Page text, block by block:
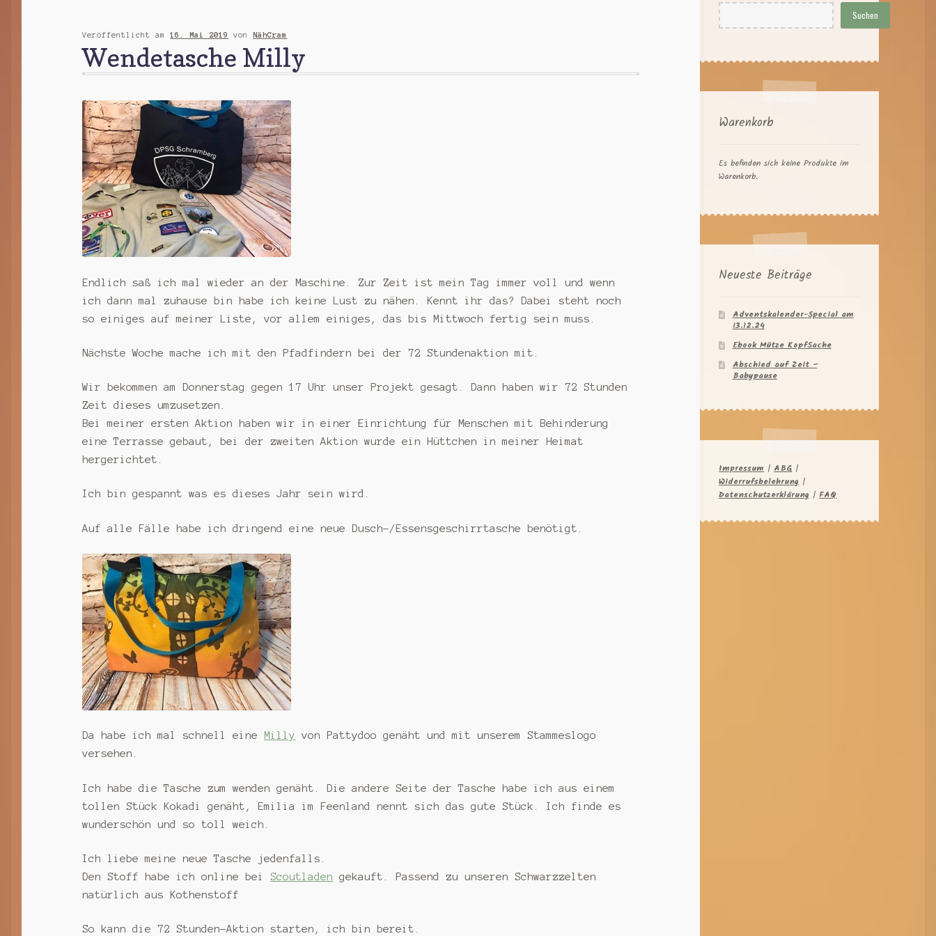
Veröffentlicht am16. Mai 2019 von NähCram
Wendetasche Milly
Endlich saß ich mal wieder an der Maschine. Zur Zeit ist mein Tag immer voll und wenn
ich dann mal zuhause bin habe ich keine Lust zu nähen. Kennt ihr das? Dabei steht noch
so einiges auf meiner Liste, vor allem einiges, das bis Mittwoch fertig sein muss.
Nächste Woche mache ich mit den Pfadfindern bei der 72 Stundenaktion mit.
Wir bekommen am Donnerstag gegen 17 Uhr unser Projekt gesagt. Dann haben wir 72 Stunden
Zeit dieses umzusetzen.
Bei meiner ersten Aktion haben wir in einer Einrichtung für Menschen mit Behinderung
eine Terrasse gebaut, bei der zweiten Aktion wurde ein Hüttchen in meiner Heimat
hergerichtet.
Ich bin gespannt was es dieses Jahr sein wird.
Auf alle Fälle habe ich dringend eine neue Dusch-/Essensgeschirrtasche benötigt.
Da habe ich mal schnell eine Milly von Pattydoo genäht und mit unserem Stammeslogo
versehen.
Ich habe die Tasche zum wenden genäht. Die andere Seite der Tasche habe ich aus einem
tollen Stück Kokadi genäht, Emilia im Feenland nennt sich das gute Stück. Ich finde es
wunderschön und so toll weich.
Ich liebe meine neue Tasche jedenfalls.
Den Stoff habe ich online bei Scoutladen gekauft. Passend zu unseren Schwarzzelten
natürlich aus Kothenstoff
So kann die 72 Stunden-Aktion starten, ich bin bereit.
Suchen
Warenkorb
Es befinden sich keine Produkte im
Warenkorb.
Neueste Beiträge
Adventskalender-Special am
13.12.24
Ebook Mütze KopfSache
Abschied auf Zeit –
Babypause
Impressum|ABG|
Widerrufsbelehrung|
Datenschutzerklärung|FAQ